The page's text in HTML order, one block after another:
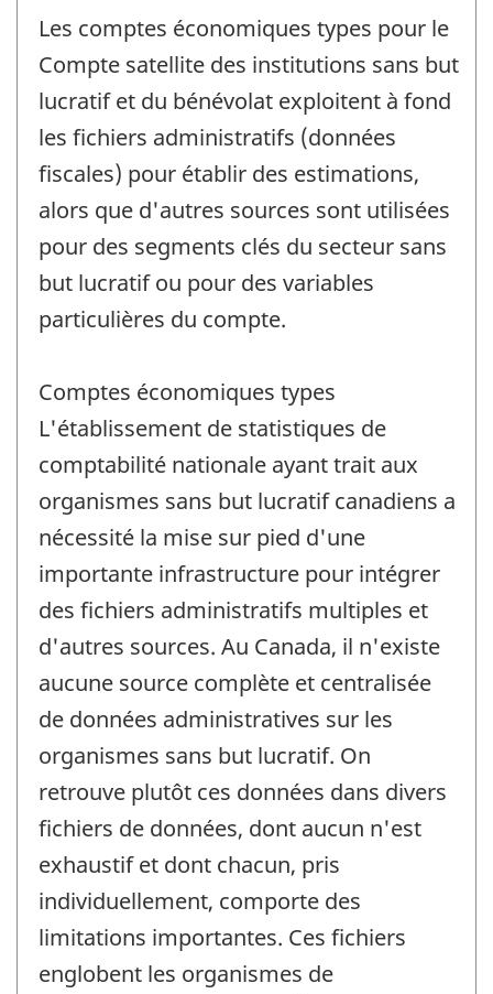
Les comptes économiques types pour le
Compte satellite des institutions sans but
lucratif et du bénévolat exploitent à fond
les fichiers administratifs (données
fiscales) pour établir des estimations,
alors que d'autres sources sont utilisées
pour des segments clés du secteur sans
but lucratif ou pour des variables
particulières du compte.
Comptes économiques types
L'établissement de statistiques de
comptabilité nationale ayant trait aux
organismes sans but lucratif canadiens a
nécessité la mise sur pied d'une
importante infrastructure pour intégrer
des fichiers administratifs multiples et
d'autres sources. Au Canada, il n'existe
aucune source complète et centralisée
de données administratives sur les
organismes sans but lucratif. On
retrouve plutôt ces données dans divers
fichiers de données, dont aucun n'est
exhaustif et dont chacun, pris
individuellement, comporte des
limitations importantes. Ces fichiers
englobent les organismes de